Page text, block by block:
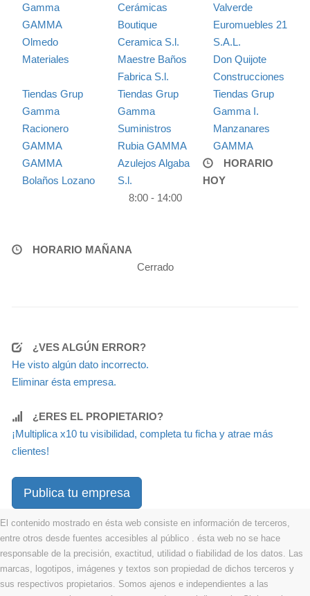
Gamma
GAMMA
Olmedo
Materiales
Cerámicas
Valverde
Boutique
Ceramica S.l.
Euromuebles 21
S.A.L.
Maestre Baños
Fabrica S.l.
Don Quijote
Construcciones
Tiendas Grup
Gamma
Racionero
GAMMA
Tiendas Grup
Gamma
Suministros
Rubia GAMMA
Tiendas Grup
Gamma I.
Manzanares
GAMMA
GAMMA
Bolaños Lozano
Azulejos Algaba
S.l.
HORARIO
HOY
8:00 - 14:00
HORARIO MAÑANA
Cerrado
¿VES ALGÚN ERROR?
He visto algún dato incorrecto.
Eliminar ésta empresa.
¿ERES EL PROPIETARIO?
¡Multiplica x10 tu visibilidad, completa tu ficha y atrae más
clientes!
Publica tu empresa
El contenido mostrado en ésta web consiste en información de terceros,
entre otros desde fuentes accesibles al público . ésta web no se hace
responsable de la precisión, exactitud, utilidad o fiabilidad de los datos. Las
marcas, logotipos, imágenes y textos son propiedad de dichos terceros y
sus respectivos propietarios. Somos ajenos e independientes a las